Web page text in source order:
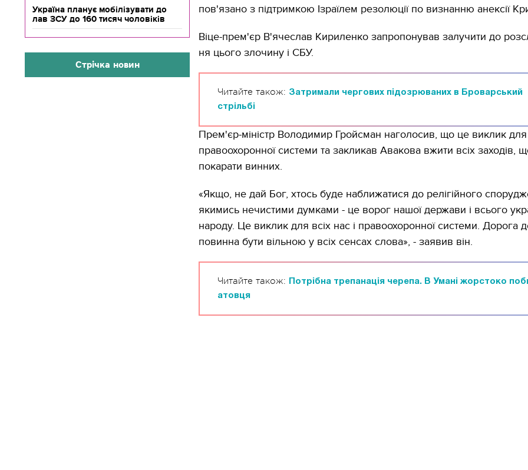
Україна планує мобілізувати до
лав ЗСУ до 160 тисяч чоловіків
Стрічка новин
пов'язано з підтримкою Ізраїлем резолюції по визнанню анексії
Віце-прем'єр В'ячеслав Кириленко запропонував за­лучити до
ня цього злочину і СБ­У.
Читайте також: Затримали чергових підозрюваних в Броварський
стрільбі
Прем'єр-міністр Володимир Гройсман наголосив, що це виклик для
правоохоронної системи та закликав Авакова вжити всіх заходів,
покарати винних.
«Якщо, не дай Бог, хтось буде наближатися до релігійного
якимись нечистими думками - це ворог нашої держави і всього
народу. Це виклик для всіх нас і правоохоронної системи. Дорога
повинна бути вільною у всіх сенсах слова», - заявив він.
Читайте також:
Потрібна трепанація черепа. В Умані жорстоко
атовця